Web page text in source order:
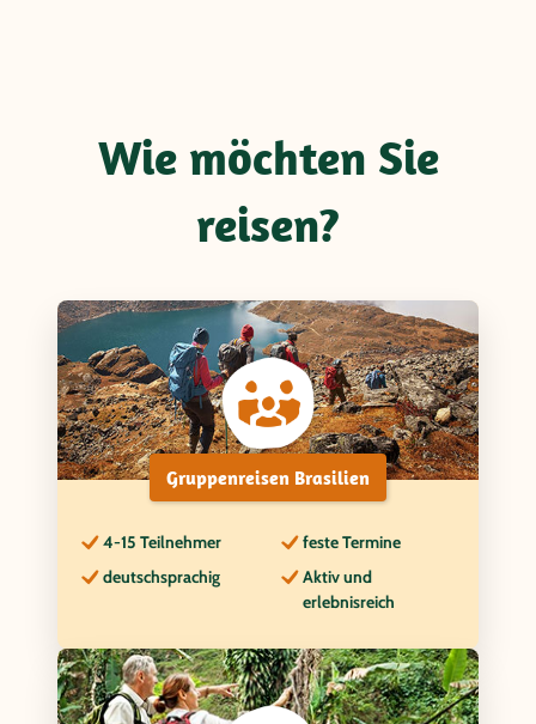
Wie möchten Sie
reisen?
Gruppenreisen Brasilien
4-15 Teilnehmer
feste Termine
deutschsprachig
Aktiv und
erlebnisreich